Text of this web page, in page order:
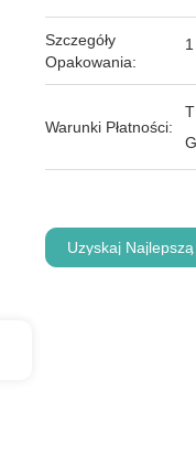
Szczegóły
Opakowania:
Warunki Płatności:
Uzyskaj